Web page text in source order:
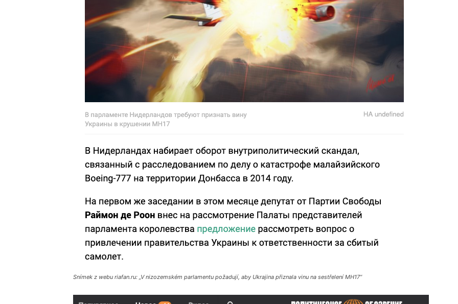
Snímek z webu riafan.ru: „V nizozemském parlamentu požadují, aby Ukrajina přiznala vinu na sestřelení MH17“